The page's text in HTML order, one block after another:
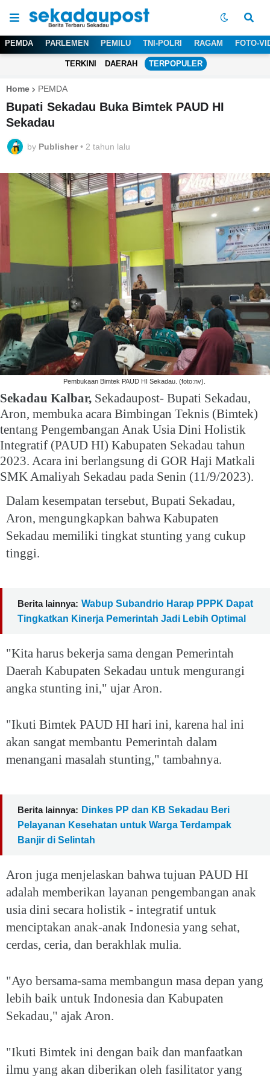
PEMDA PARLEMEN PEMILU TNI-POLRI RAGAM FOTO-
TERKINI DAERAH TERPOPULER
Home PEMDA
Bupati Sekadau Buka Bimtek PAUD HI
Sekadau
by Publisher • 2 tahun lalu
Pembukaan Bimtek PAUD HI Sekadau. (foto:nv).
Sekadau Kalbar, Sekadaupost- Bupati Sekadau,
Aron, membuka acara Bimbingan Teknis (Bimtek)
tentang Pengembangan Anak Usia Dini Holistik
Integratif (PAUD HI) Kabupaten Sekadau tahun
2023. Acara ini berlangsung di GOR Haji Matkali
SMK Amaliyah Sekadau pada Senin (11/9/2023).
Dalam kesempatan tersebut, Bupati Sekadau,
Aron, mengungkapkan bahwa Kabupaten
Sekadau memiliki tingkat stunting yang cukup
tinggi.
Berita lainnya: Wabup Subandrio Harap PPPK Dapat
Tingkatkan Kinerja Pemerintah Jadi Lebih Optimal
"Kita harus bekerja sama dengan Pemerintah
Daerah Kabupaten Sekadau untuk mengurangi
angka stunting ini," ujar Aron.
"Ikuti Bimtek PAUD HI hari ini, karena hal ini
akan sangat membantu Pemerintah dalam
menangani masalah stunting," tambahnya.
Berita lainnya: Dinkes PP dan KB Sekadau Beri
Pelayanan Kesehatan untuk Warga Terdampak
Banjir di Selintah
Aron juga menjelaskan bahwa tujuan PAUD HI
adalah memberikan layanan pengembangan anak
usia dini secara holistik - integratif untuk
menciptakan anak-anak Indonesia yang sehat,
cerdas, ceria, dan berakhlak mulia.
"Ayo bersama-sama membangun masa depan yang
lebih baik untuk Indonesia dan Kabupaten
Sekadau," ajak Aron.
"Ikuti Bimtek ini dengan baik dan manfaatkan
ilmu yang akan diberikan oleh fasilitator yang